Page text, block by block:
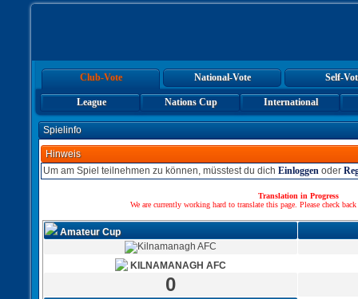
Club-Vote National-Vote Self-
League Nations Cup International
Spielinfo
Hinweis
Um am Spiel teilnehmen zu können, müsstest du dich Einloggen oder
Translation in Progress
We are currently working hard to translate this page. Please check
Amateur Cup
KILNAMANAGH AFC
0